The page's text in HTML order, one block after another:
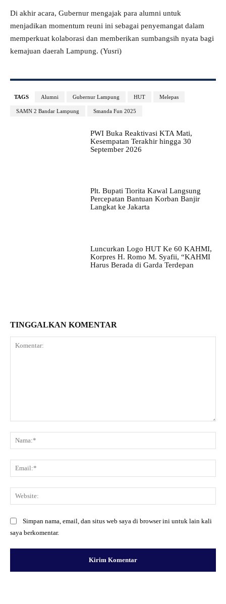
Di akhir acara, Gubernur mengajak para alumni untuk
menjadikan momentum reuni ini sebagai penyemangat dalam
memperkuat kolaborasi dan memberikan sumbangsih nyata bagi
kemajuan daerah Lampung. (Yusri)
TAGS Alumni Gubernur Lampung HUT Melepas
SAMN 2 Bandar Lampung Smanda Fun 2025
PWI Buka Reaktivasi KTA Mati,
Kesempatan Terakhir hingga 30
September 2026
Plt. Bupati Tiorita Kawal Langsung
Percepatan Bantuan Korban Banjir
Langkat ke Jakarta
Luncurkan Logo HUT Ke 60 KAHMI,
Korpres H. Romo M. Syafii, “KAHMI
Harus Berada di Garda Terdepan
TINGGALKAN KOMENTAR
Simpan nama, email, dan situs web saya di browser ini untuk lain kali
saya berkomentar.